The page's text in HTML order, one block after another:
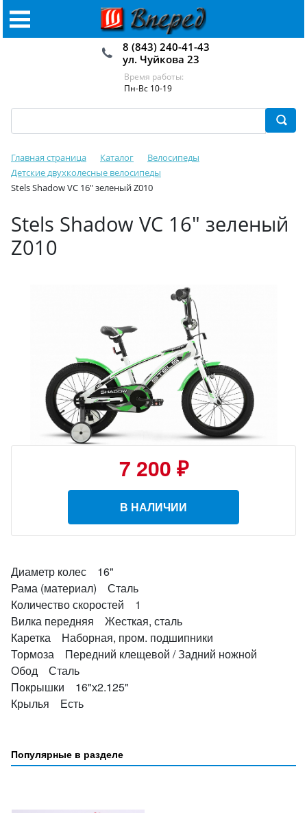
8 (843) 240-41-43
ул. Чуйкова 23
Время работы:
Пн-Вс 10-19
Главная страница Каталог
Велосипеды
Детские двухколесные велосипеды
Stels Shadow VC 16" зеленый Z010
Stels Shadow VC 16" зеленый
Z010
7 200 ₽
В НАЛИЧИИ
Диаметр колес 16"
Рама (материал) Сталь
Количество скоростей 1
Вилка передняя Жесткая, сталь
Каретка Наборная, пром. подшипники
Тормоза Передний клещевой / Задний ножной
Обод Сталь
Покрышки 16"х2.125"
Крылья Есть
Популярные в разделе